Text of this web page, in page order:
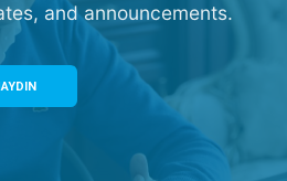
and announcements.